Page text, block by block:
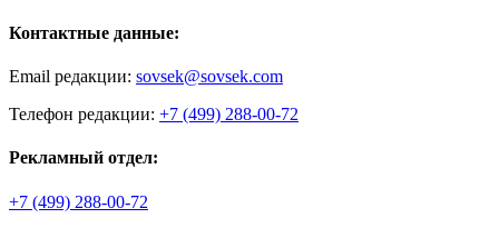
Контактные данные:
Email редакции: sovsek@sovsek.com
Телефон редакции: +7 (499) 288-00-72
Рекламный отдел:
+7 (499) 288-00-72